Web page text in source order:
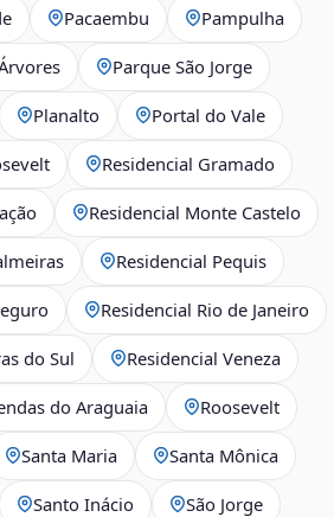
Pacaembu Pampulha
Parque São Jorge
Planalto Portal do Vale
Residencial Gramado
Residencial Monte Castelo
Residencial Pequis
Residencial Rio de Janeiro
do Sul Residencial Veneza
do Araguaia Roosevelt
Santa Maria Santa Mônica
Santo Inácio São Jorge